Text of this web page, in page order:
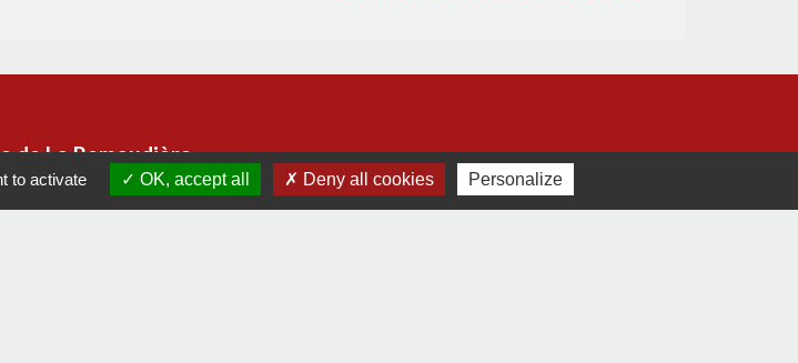
de La Remaudière
de Clisson
- FRANCE
to activate OK, accept all Deny all cookies Personalize